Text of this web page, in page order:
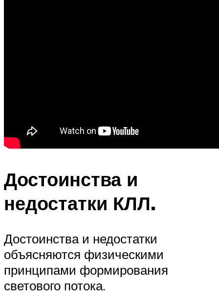
Достоинства и
недостатки КЛЛ.
Достоинства и недостатки
объясняются физическими
принципами формирования
светового потока.